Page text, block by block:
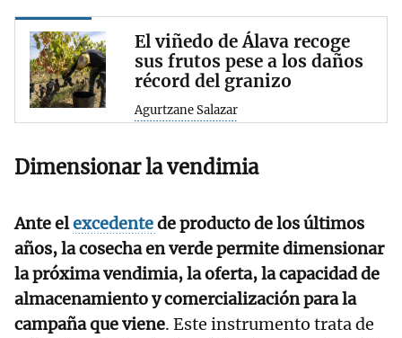
El viñedo de Álava recoge
sus frutos pese a los daños
récord del granizo
Agurtzane Salazar
Dimensionar la vendimia
Ante elexcedentede producto de los últimos
años, la cosecha en verde permite dimensionar
la próxima vendimia, la oferta, la capacidad de
almacenamiento y comercialización para la
campaña que viene. Este instrumento trata de